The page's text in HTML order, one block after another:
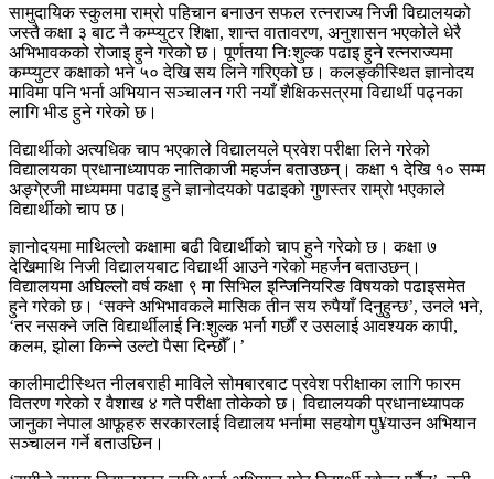
सामुदायिक स्कुलमा राम्रो पहिचान बनाउन सफल रत्नराज्य निजी विद्यालयको
जस्तै कक्षा ३ बाट नै कम्प्युटर शिक्षा, शान्त वातावरण, अनुशासन भएकोले धेरै
अभिभावकको रोजाइ हुने गरेको छ। पूर्णतया निःशुल्क पढाइ हुने रत्नराज्यमा
कम्प्युटर कक्षाको भने ५० देखि सय लिने गरिएको छ। कलङ्कीस्थित ज्ञानोदय
माविमा पनि भर्ना अभियान सञ्चालन गरी नयाँ शैक्षिकसत्रमा विद्यार्थी पढ्नका
लागि भीड हुने गरेको छ।
विद्यार्थीको अत्यधिक चाप भएकाले विद्यालयले प्रवेश परीक्षा लिने गरेको
विद्यालयका प्रधानाध्यापक नातिकाजी महर्जन बताउछन्। कक्षा १ देखि १० सम्म
अङ्गे्रजी माध्यममा पढाइ हुने ज्ञानोदयको पढाइको गुणस्तर राम्रो भएकाले
विद्यार्थीको चाप छ।
ज्ञानोदयमा माथिल्लो कक्षामा बढी विद्यार्थीको चाप हुने गरेको छ। कक्षा ७
देखिमाथि निजी विद्यालयबाट विद्यार्थी आउने गरेको महर्जन बताउछन्।
विद्यालयमा अघिल्लो वर्ष कक्षा ९ मा सिभिल इन्जिनियरिङ विषयको पढाइसमेत
हुने गरेको छ। ‘सक्ने अभिभावकले मासिक तीन सय रुपैयाँ दिनुहुन्छ’, उनले भने,
‘तर नसक्ने जति विद्यार्थीलाई निःशुल्क भर्ना गर्छौं र उसलाई आवश्यक कापी,
कलम, झोला किन्ने उल्टो पैसा दिन्छौँ।’
कालीमाटीस्थित नीलबराही माविले सोमबारबाट प्रवेश परीक्षाका लागि फारम
वितरण गरेको र वैशाख ४ गते परीक्षा तोकेको छ। विद्यालयकी प्रधानाध्यापक
जानुका नेपाल आफूहरु सरकारलाई विद्यालय भर्नामा सहयोग पु¥याउन अभियान
सञ्चालन गर्ने बताउछिन।